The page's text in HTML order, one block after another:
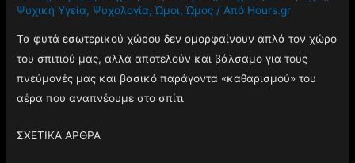
Ψυχική Υγεία, Ψυχολογία,Ώμοι,Ώμος / Από Hours.gr
Τα φυτά εσωτερικού χώρου δεν ομορφαίνουν απλά τον χώρο
του σπιτιού μας, αλλά αποτελούν και βάλσαμο για τους
πνεύμονές μας και βασικό παράγοντα «καθαρισμού» του
αέρα που αναπνέουμε στο σπίτι
ΣΧΕΤΙΚΑ ΑΡΘΡΑ